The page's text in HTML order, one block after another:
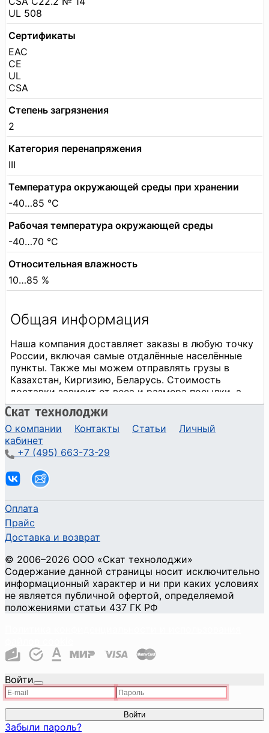
UL 508
Сертификаты
EAC
CE
UL
CSA
Степень загрязнения
2
Категория перенапряжения
III
Температура окружающей среды при хранении
-40…85 °C
Рабочая температура окружающей среды
-40…70 °C
Относительная влажность
10…85 %
О компании Контакты Статьи
Личный
кабинет
+7 (495) 663-73-29
Оплата
Прайс
Доставка и возврат
© 2006–2026 ООО «Скат технолоджи»
Содержание данной страницы носит исключительно
информационный характер и ни при каких условиях
не является публичной офертой, определяемой
положениями статьи 437 ГК РФ
Войти
Войти
Забыли пароль?